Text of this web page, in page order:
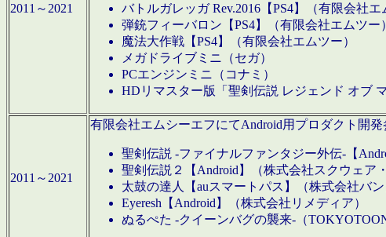
2011～2021
バトルガレッガ Rev.2016【PS4】（有限会社エ
弾銃フィーバロン【PS4】（有限会社エムツー）
魔法大作戦【PS4】（有限会社エムツー）
メガドライブミニ（セガ）
PCエンジンミニ（コナミ）
HDリマスター版「聖剣伝説 レジェンド オブ
2011～2021
有限会社エムシーエフにてAndroid用プロダクト開
聖剣伝説 -ファイナルファンタジー外伝-【
聖剣伝説２【Android】（株式会社スクウェア
太鼓の達人【auスマートパス】（株式会社バン
Eyeresh【Android】（株式会社リメディア）
ぬるぺた -クイーンバグの襲来-（